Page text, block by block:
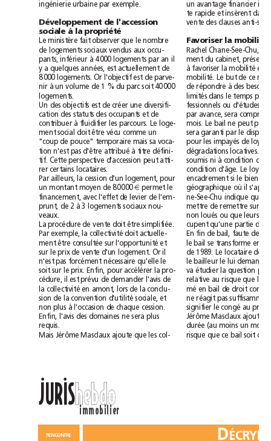
ingénierie
urbaine par exemple.
Développement de l'accession
sociale à la propriété
Le ministère fait observer que le
nombre
de
logements sociaux vendus aux
occu-
pants,
inférieur à 4000 logements par an
y a quelques années, est actuellement de
8000 logements. Or l'objectif est de
parve-
nir à un volume de 1% du parc soit 40000
logements.
Un
des objectifs est de créer une
diversifi-
cation
des statuts des occupants et
de
contribuer à fluidifier les parcours. Le
loge-
ment
doit être vécu comme
un
"coup
de pouce" temporaire mais sa
voca-
tion
n'est pas d'être attribué à titre
défini-
tif.
Cette perspective d'accession peut
atti-
rer
certains
locataires.
Par
ailleurs, la cession d'un logement,
pour
un
montant moyen de 80000 € permet le
financement,
avec l'effet de levier de
l'em-
prunt,
de 2 à 3 logements sociaux
nou-
veaux.
La
procédure de vente doit être
simplifiée.
Par
exemple, la collectivité doit
actuelle-
ment
être consultée sur l'opportunité
et
sur le prix de vente d'un logement. Or
n'est pas forcément nécessaire qu'elle le
soit
sur le prix. Enfin, pour accélérer la
pro-
cédure, il est prévu de demander l'avis
de
la
collectivité en amont, lors de la
conclu-
sion
de la convention d'utilité sociale,
et
non
plus à l'occasion de chaque
cession.
Enfin,
l'avis des domaines ne sera
plus
requis.
Mais
Jérôme Masclaux ajoute que les col-
un avantage financier
te
rapide et insèrent
vente
des clauses
Favoriser la
Chane-See-Chu,
ment
du cabinet,
à favoriser la mobilité
mobilité.
Le but de
ce
de
répondre à des
limités
dans le temps
fessionnels
ou
par
avance, sera
mois.
Le ne peut
sera
garanti par le
pour
les impayés de
dégradations
locatives.
soumis
ni à condition
condition
d'âge. Le
encadrement si le bien
géographique
où il
ne-See-Chu indique
mettre
de remettre sur
non
loués ou que
leurs
cupent
qu'une partie
En
fin de bail, faute
de
le
se transforme
en
de
1989. Le locataire
le
bailleur le lui
va
étudier la
question
relative
au risque que
mé en de
droit
ne
réagit pas
signifier le congé
au
Jérôme
Masclaux
durée
(au moins un
risque
que ce soit
JURIS hebdo
immobilier
ll
PROJET D
RENCONTRE